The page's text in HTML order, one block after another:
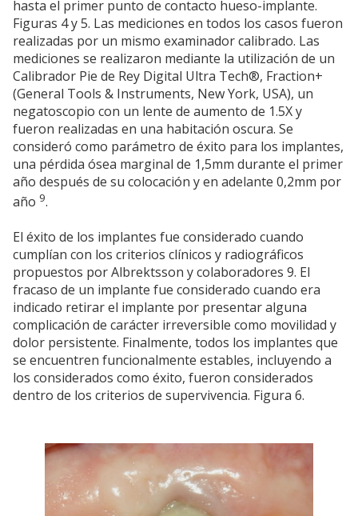
hasta el primer punto de contacto hueso-implante.
Figuras 4 y 5. Las mediciones en todos los casos fueron
realizadas por un mismo examinador calibrado. Las
mediciones se realizaron mediante la utilización de un
Calibrador Pie de Rey Digital Ultra Tech®, Fraction+
(General Tools & Instruments, New York, USA), un
negatoscopio con un lente de aumento de 1.5X y
fueron realizadas en una habitación oscura. Se
consideró como parámetro de éxito para los implantes,
una pérdida ósea marginal de 1,5mm durante el primer
año después de su colocación y en adelante 0,2mm por
año 9.
El éxito de los implantes fue considerado cuando
cumplían con los criterios clínicos y radiográficos
propuestos por Albrektsson y colaboradores 9. El
fracaso de un implante fue considerado cuando era
indicado retirar el implante por presentar alguna
complicación de carácter irreversible como movilidad y
dolor persistente. Finalmente, todos los implantes que
se encuentren funcionalmente estables, incluyendo a
los considerados como éxito, fueron considerados
dentro de los criterios de supervivencia. Figura 6.